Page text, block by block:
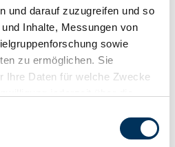
und darauf zuzugreifen und so
Inhalte, Messungen von
sowie
zu ermöglichen. Sie
Ihre Daten für welche Zwecke
widerrufen